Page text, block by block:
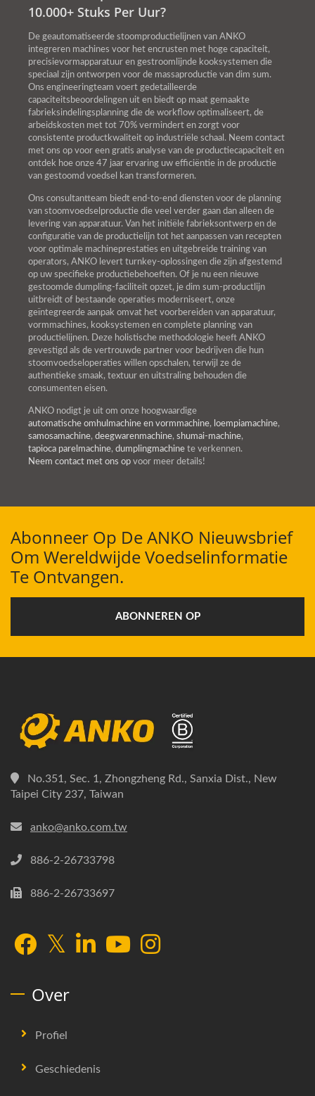
10.000+ Stuks Per Uur?
De geautomatiseerde stoomproductielijnen van ANKO
integreren machines voor het encrusten met hoge capaciteit,
precisievormapparatuur en gestroomlijnde kooksystemen die
speciaal zijn ontworpen voor de massaproductie van dim sum.
Ons engineeringteam voert gedetailleerde
capaciteitsbeoordelingen uit en biedt op maat gemaakte
fabrieksindelingsplanning die de workflow optimaliseert, de
arbeidskosten met tot 70% vermindert en zorgt voor
consistente productkwaliteit op industriële schaal. Neem contact
met ons op voor een gratis analyse van de productiecapaciteit en
ontdek hoe onze 47 jaar ervaring uw efficiëntie in de productie
van gestoomd voedsel kan transformeren.
Ons consultantteam biedt end-to-end diensten voor de planning
van stoomvoedselproductie die veel verder gaan dan alleen de
levering van apparatuur. Van het initiële fabrieksontwerp en de
configuratie van de productielijn tot het aanpassen van recepten
voor optimale machineprestaties en uitgebreide training van
operators, ANKO levert turnkey-oplossingen die zijn afgestemd
op uw specifieke productiebehoeften. Of je nu een nieuwe
gestoomde dumpling-faciliteit opzet, je dim sum-productlijn
uitbreidt of bestaande operaties moderniseert, onze
geïntegreerde aanpak omvat het voorbereiden van apparatuur,
vormmachines, kooksystemen en complete planning van
productielijnen. Deze holistische methodologie heeft ANKO
gevestigd als de vertrouwde partner voor bedrijven die hun
stoomvoedseloperaties willen opschalen, terwijl ze de
authentieke smaak, textuur en uitstraling behouden die
consumenten eisen.
ANKO nodigt je uit om onze hoogwaardige
automatische omhulmachine en vormmachine, loempiamachine,
samosamachine, deegwarenmachine, shumai-machine,
tapioca parelmachine, dumplingmachine te verkennen.
Neem contact met ons op voor meer details!
Abonneer Op De ANKO Nieuwsbrief
Om Wereldwijde Voedselinformatie
Te Ontvangen.
ABONNEREN OP
No.351, Sec. 1, Zhongzheng Rd., Sanxia Dist., New
Taipei City 237, Taiwan
anko@anko.com.tw
886-2-26733798
886-2-26733697
Over
Profiel
Geschiedenis